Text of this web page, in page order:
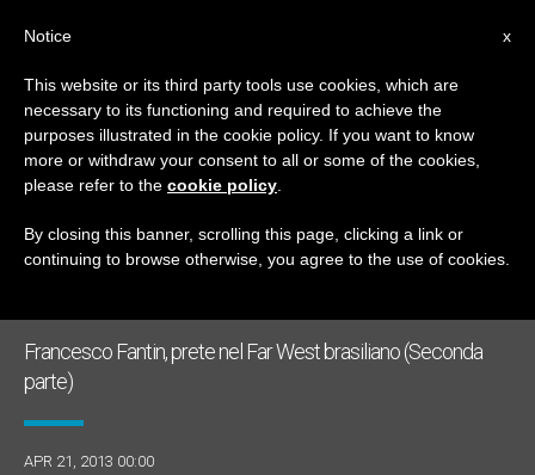
GIORNO
Aprile 21st, 2013
ULTIME NOTIZIE
Francesco Fantin, prete nel Far West brasiliano (Seconda
parte)
APR 21, 2013 00:00
x
Notice
This website or its third party tools use cookies, which are
necessary to its functioning and required to achieve the
purposes illustrated in the cookie policy. If you want to know
more or withdraw your consent to all or some of the cookies,
please refer to the cookie policy
By closing this banner, scrolling this page, clicking a link or
continuing to browse otherwise, you agree to the use of cookies.